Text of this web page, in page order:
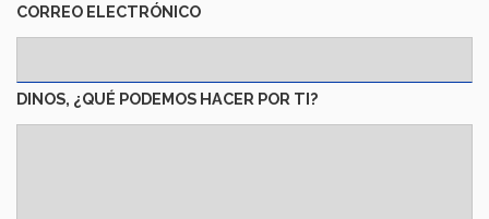
CORREO ELECTRÓNICO
DINOS, ¿QUÉ PODEMOS HACER POR TI?